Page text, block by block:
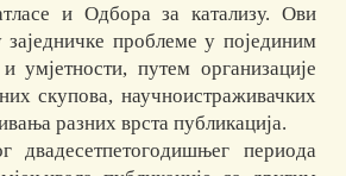
и Одбора за катализу. Ови
заједничке проблеме у појединим
умјетности, путем организације
скупова, научноистраживачких
разних врста публикација.
двадесетпетогодишњег периода